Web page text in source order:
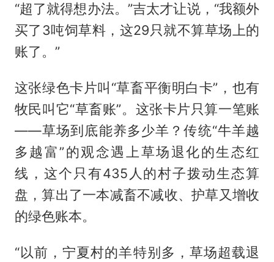
“超了就得想办法。”吉太才让说，“我额外
买了3吨饲草料，这29只就不算草场上的
账了。”
这张绿色卡片叫“草畜平衡明白卡”，也有
牧民叫它“草畜账”。这张卡片只算一笔账
——草场到底能养多少羊？传统“牛羊越
多越富”的观念遇上草场退化的生态红
线，这个只有435人的村子拨动生态算
盘，算出了一本减畜不减收、护草又增收
的绿色账本。
“以前，宁夏村的羊特别多，草场超载退